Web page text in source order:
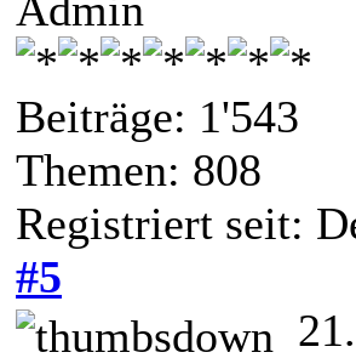
Beiträge: 1'543
Themen: 808
Registriert seit:
#5